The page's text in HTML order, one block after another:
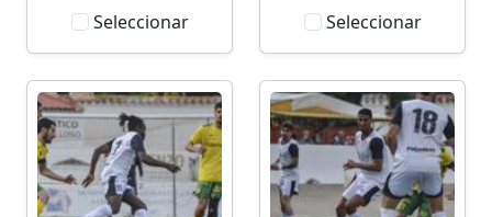
Seleccionar Seleccionar